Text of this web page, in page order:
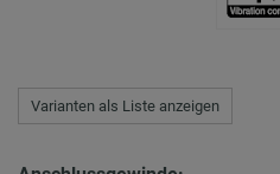
Varianten als Liste anzeigen